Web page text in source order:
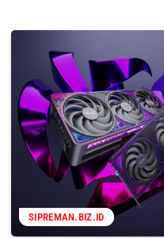
SIPREMAN.BIZ.ID